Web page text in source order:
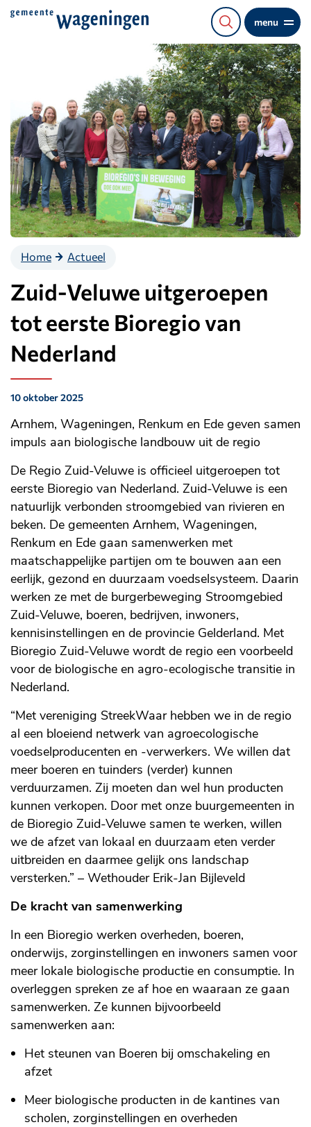
Direct
menu
Home Actueel
Zuid-Veluwe uitgeroepen
tot eerste Bioregio van
Nederland
Gepubliceerd
op:
10 oktober 2025
Arnhem, Wageningen, Renkum en Ede geven samen
impuls aan biologische landbouw uit de regio
De Regio Zuid-Veluwe is officieel uitgeroepen tot
eerste Bioregio van Nederland. Zuid-Veluwe is een
natuurlijk verbonden stroomgebied van rivieren en
beken. De gemeenten Arnhem, Wageningen,
Renkum en Ede gaan samenwerken met
maatschappelijke partijen om te bouwen aan een
eerlijk, gezond en duurzaam voedselsysteem. Daarin
werken ze met de burgerbeweging Stroomgebied
Zuid-Veluwe, boeren, bedrijven, inwoners,
kennisinstellingen en de provincie Gelderland. Met
Bioregio Zuid-Veluwe wordt de regio een voorbeeld
voor de biologische en agro-ecologische transitie in
Nederland.
“Met vereniging StreekWaar hebben we in de regio
al een bloeiend netwerk van agroecologische
voedselproducenten en -verwerkers. We willen dat
meer boeren en tuinders (verder) kunnen
verduurzamen. Zij moeten dan wel hun producten
kunnen verkopen. Door met onze buurgemeenten in
de Bioregio Zuid-Veluwe samen te werken, willen
we de afzet van lokaal en duurzaam eten verder
uitbreiden en daarmee gelijk ons landschap
versterken.” – Wethouder Erik-Jan Bijleveld
De kracht van samenwerking
In een Bioregio werken overheden, boeren,
onderwijs, zorginstellingen en inwoners samen voor
meer lokale biologische productie en consumptie. In
overleggen spreken ze af hoe en waaraan ze gaan
samenwerken. Ze kunnen bijvoorbeeld
samenwerken aan:
Het steunen van Boeren bij omschakeling en
afzet
Meer biologische producten in de kantines van
scholen, zorginstellingen en overheden